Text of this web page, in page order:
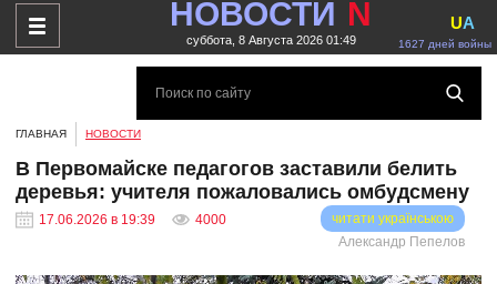
НОВОСТИ N
суббота, 8 Августа 2026 01:49 1627 дней войны
UA
ГЛАВНАЯ НОВОСТИ
В Первомайске педагогов заставили белить
деревья: учителя пожаловались омбудсмену
17.06.2026 в 19:39 4000
читати українською
Александр Пепелов